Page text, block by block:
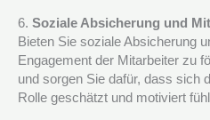
6. Soziale Absicherung und
Bieten Sie soziale Absicherung
Engagement der Mitarbeiter zu
und sorgen Sie dafür, dass sich
Rolle geschätzt und motiviert